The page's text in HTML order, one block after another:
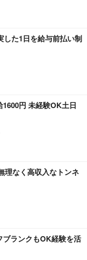
した1日を給与前払い制
円 未経験OK土日
理なく高収入なトンネ
ランクもOK経験を活